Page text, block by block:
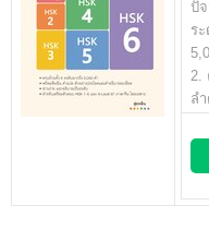
ปั
ร
2.
ล